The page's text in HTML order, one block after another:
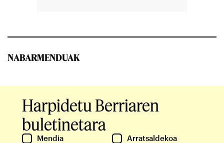
NABARMENDUAK
Harpidetu Berriaren
buletinetara
Mendia
Arratsaldekoa